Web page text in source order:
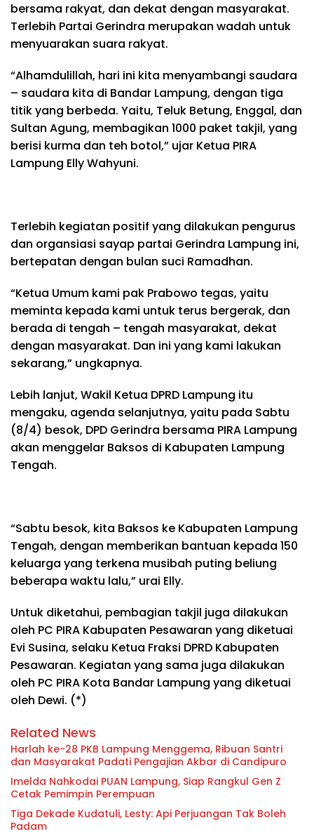
bersama rakyat, dan dekat dengan masyarakat.
Terlebih Partai Gerindra merupakan wadah untuk
menyuarakan suara rakyat.
“Alhamdulillah, hari ini kita menyambangi saudara
– saudara kita di Bandar Lampung, dengan tiga
titik yang berbeda. Yaitu, Teluk Betung, Enggal, dan
Sultan Agung, membagikan 1000 paket takjil, yang
berisi kurma dan teh botol,” ujar Ketua PIRA
Lampung Elly Wahyuni.
Terlebih kegiatan positif yang dilakukan pengurus
dan organsiasi sayap partai Gerindra Lampung ini,
bertepatan dengan bulan suci Ramadhan.
“Ketua Umum kami pak Prabowo tegas, yaitu
meminta kepada kami untuk terus bergerak, dan
berada di tengah – tengah masyarakat, dekat
dengan masyarakat. Dan ini yang kami lakukan
sekarang,” ungkapnya.
Lebih lanjut, Wakil Ketua DPRD Lampung itu
mengaku, agenda selanjutnya, yaitu pada Sabtu
(8/4) besok, DPD Gerindra bersama PIRA Lampung
akan menggelar Baksos di Kabupaten Lampung
Tengah.
“Sabtu besok, kita Baksos ke Kabupaten Lampung
Tengah, dengan memberikan bantuan kepada 150
keluarga yang terkena musibah puting beliung
beberapa waktu lalu,” urai Elly.
Untuk diketahui, pembagian takjil juga dilakukan
oleh PC PIRA Kabupaten Pesawaran yang diketuai
Evi Susina, selaku Ketua Fraksi DPRD Kabupaten
Pesawaran. Kegiatan yang sama juga dilakukan
oleh PC PIRA Kota Bandar Lampung yang diketuai
oleh Dewi. (*)
Related News
Harlah ke-28 PKB Lampung Menggema, Ribuan Santri
dan Masyarakat Padati Pengajian Akbar di Candipuro
Imelda Nahkodai PUAN Lampung, Siap Rangkul Gen Z
Cetak Pemimpin Perempuan
Tiga Dekade Kudatuli, Lesty: Api Perjuangan Tak Boleh
Padam